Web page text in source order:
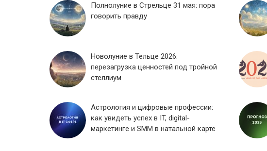
Полнолуние в Стрельце 31 мая: пора
говорить правду
Новолуние в Тельце 2026:
перезагрузка ценностей под тройной
стеллиум
Астрология и цифровые профессии:
как увидеть успех в IT, digital-
маркетинге и SMM в натальной карте